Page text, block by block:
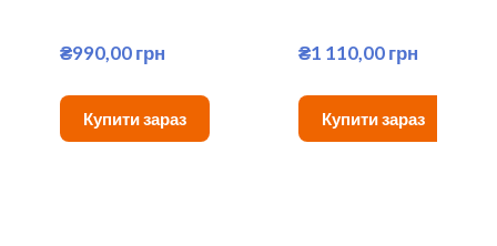
₴990,00 грн
Купити зараз
₴1 110,00 грн
Купити зараз